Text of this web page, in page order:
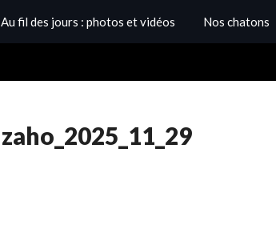
Au fil des jours : photos et vidéos Nos chatons
zaho_2025_11_29